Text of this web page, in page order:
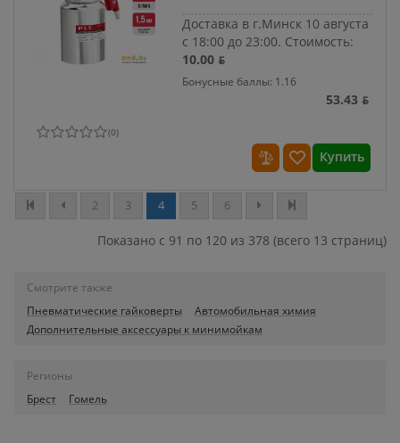
Доставка в г.Минск 10 августа
с 18:00 до 23:00. Стоимость:
10.00 ƃ
Бонусные баллы: 1.16
53.43 ƃ
(0)
Купить
2 3 4 5 6
Показано с 91 по 120 из 378 (всего 13 страниц)
Смотрите также
Пневматические гайковерты
Автомобильная химия
Дополнительные аксессуары к минимойкам
Регионы
Брест
Гомель